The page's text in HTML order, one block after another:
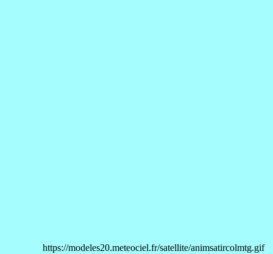
https://modeles20.meteociel.fr/satellite/animsatircolmtg.gif